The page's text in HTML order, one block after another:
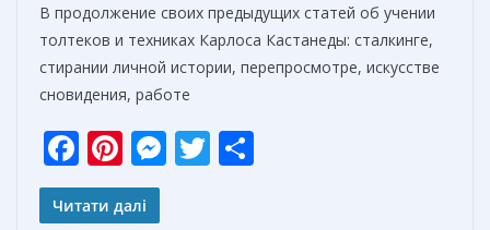
В продолжение своих предыдущих статей об учении
толтеков и техниках Карлоса Кастанеды: сталкинге,
стирании личной истории, перепросмотре, искусстве
сновидения, работе
F
ac
e
Pi
nt
er
M
e
T
w
Читати далі